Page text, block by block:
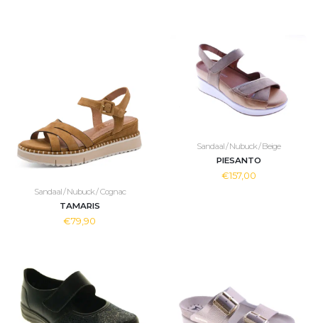
Sandaal / Nubuck / Cognac
TAMARIS
€79,90
Sandaal / Nubuck / Beige
PIESANTO
€157,00